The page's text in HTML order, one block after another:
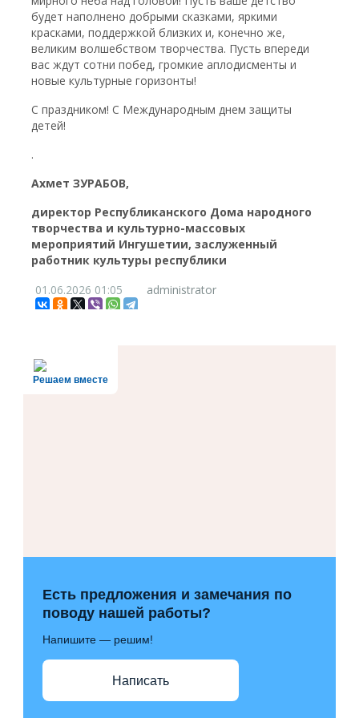
будет наполнено добрыми сказками, яркими
красками, поддержкой близких и, конечно же,
великим волшебством творчества. Пусть впереди
вас ждут сотни побед, громкие аплодисменты и
новые культурные горизонты!
С праздником! С Международным днем защиты
детей!
.
Ахмет ЗУРАБОВ,
директор Республиканского Дома народного
творчества и культурно-массовых
мероприятий Ингушетии, заслуженный
работник культуры республики
01.06.2026 01:05 administrator
Решаем вместе
Есть предложения и замечания по
поводу нашей работы?
Напишите — решим!
Написать